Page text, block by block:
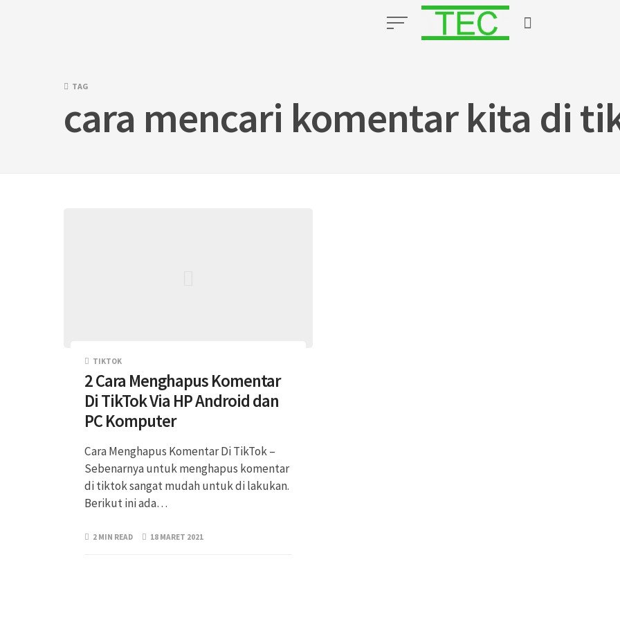
TAG
cara mencari komentar kita di
TIKTOK
2 Cara Menghapus Komentar
Di TikTok Via HP Android dan
PC Komputer
Cara Menghapus Komentar Di TikTok –
Sebenarnya untuk menghapus komentar
di tiktok sangat mudah untuk di lakukan.
Berikut ini ada…
2 MIN READ 18 MARET 2021